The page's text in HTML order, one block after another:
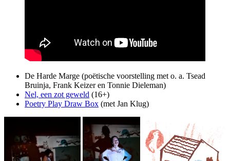
De Harde Marge (poëtische voorstelling met o. a. Tsead
Bruinja, Frank Keizer en Tonnie Dieleman)
Nel, een zot geweld (16+)
Poetry Play Draw Box (met Jan Klug)